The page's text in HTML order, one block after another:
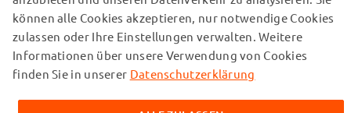
© subtel.ch 2026
Alle Preise verstehen sich inklusive Mehrwertsteuer und
zuzüglich Versandkosten. Bitte beachten Sie, dass alle
Inhaber sind und ausschließlich zur Information über unsere
können alle Cookies akzeptieren, nur notwendige Cookies
zulassen oder Ihre Einstellungen verwalten. Weitere
Informationen über unsere Verwendung von Cookies
finden Sie in unserer Datenschutzerklärung